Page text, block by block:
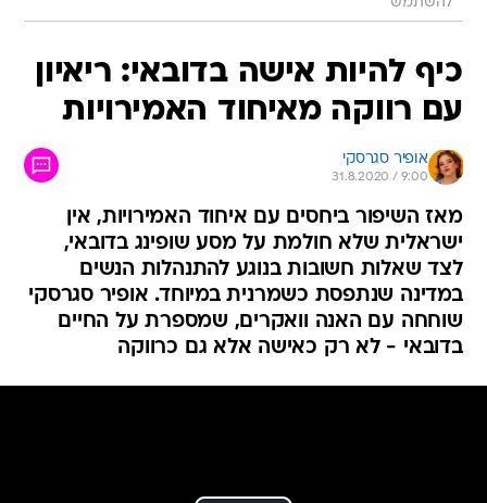
להשתמש
כיף להיות אישה בדובאי: ריאיון
עם רווקה מאיחוד האמירויות
אופיר סגרסקי
31.8.2020 / 9:00
מאז השיפור ביחסים עם איחוד האמירויות, אין
ישראלית שלא חולמת על מסע שופינג בדובאי,
לצד שאלות חשובות בנוגע להתנהלות הנשים
במדינה שנתפסת כשמרנית במיוחד. אופיר סגרסקי
שוחחה עם האנה וואקרים, שמספרת על החיים
בדובאי - לא רק כאישה אלא גם כרווקה